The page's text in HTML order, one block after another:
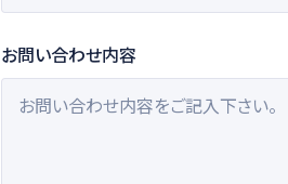
お問い合わせ内容